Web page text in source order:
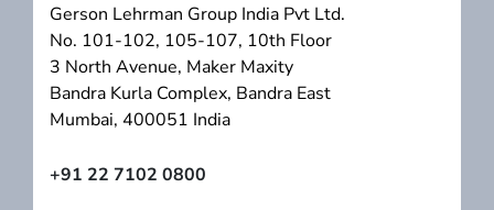
Gerson Lehrman Group India Pvt Ltd.
No. 101-102, 105-107, 10th Floor
3 North Avenue, Maker Maxity
Bandra Kurla Complex, Bandra East
Mumbai, 400051 India
+91 22 7102 0800